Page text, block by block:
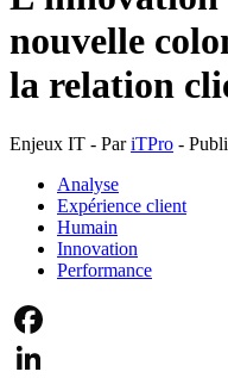
nouvelle
la relation
Enjeux IT - PariTPro -
Analyse
Expérience client
Humain
Innovation
Performance
Facebook